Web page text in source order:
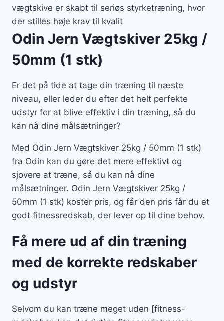
vægtskive er skabt til seriøs styrketræning, hvor
der stilles høje krav til kvalit
Odin Jern Vægtskiver 25kg /
50mm (1 stk)
Er det på tide at tage din træning til næste
niveau, eller leder du efter det helt perfekte
udstyr for at blive effektiv i din træning, så du
kan nå dine målsætninger?
Med Odin Jern Vægtskiver 25kg / 50mm (1 stk)
fra Odin kan du gøre det mere effektivt og
sjovere at træne, så du kan nå dine
målsætninger. Odin Jern Vægtskiver 25kg /
50mm (1 stk) koster pris, og får den pris får du et
godt fitnessredskab, der lever op til dine behov.
Få mere ud af din træning
med de korrekte redskaber
og udstyr
Selvom du kan træne meget uden [fitness-